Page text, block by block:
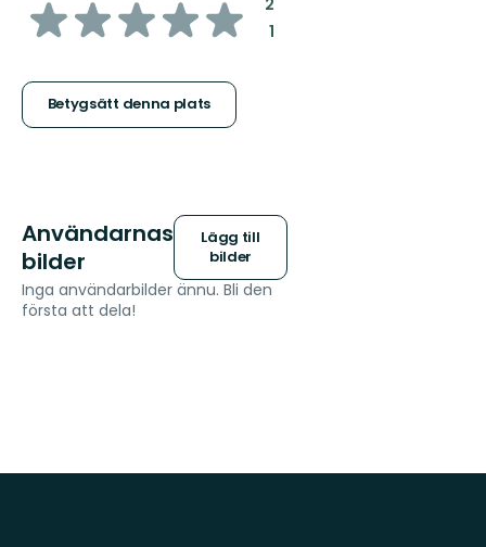
av
stjärnor
Betygsätt denna plats
1:
Användarnas
bilder
Lägg till
bilder
Inga användarbilder ännu. Bli den
första att dela!